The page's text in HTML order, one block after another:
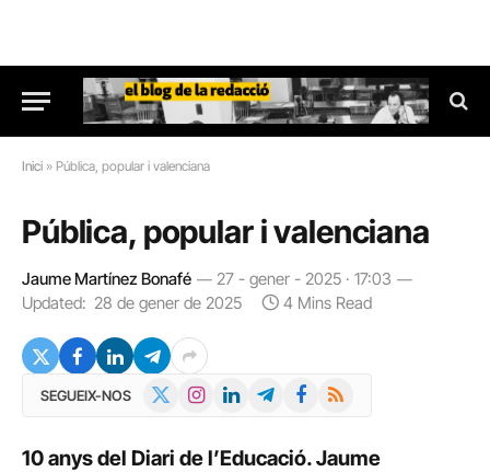
Inici » Pública, popular i valenciana
Pública, popular i valenciana
Jaume Martínez Bonafé
27 - gener - 2025 · 17:03
Updated: 28 de gener de 2025 4 Mins Read
SEGUEIX-NOS InstagramLinkedInTelegramFacebook
RSS
10 anys del Diari de l’Educació. Jaume